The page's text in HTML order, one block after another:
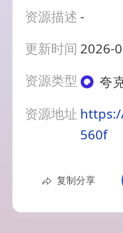
资源描述-
更新时间 2026-
资源类型
夸
资源地址
560f
复制分享